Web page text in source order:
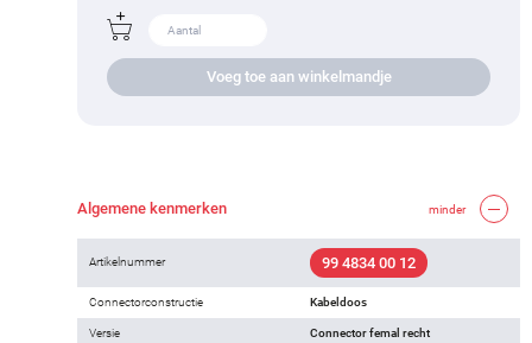
Voeg toe aan winkelmandje
Algemene kenmerken minder
Artikelnummer 99 4834 00 12
Connectorconstructie Kabeldoos
Versie Connector femal recht